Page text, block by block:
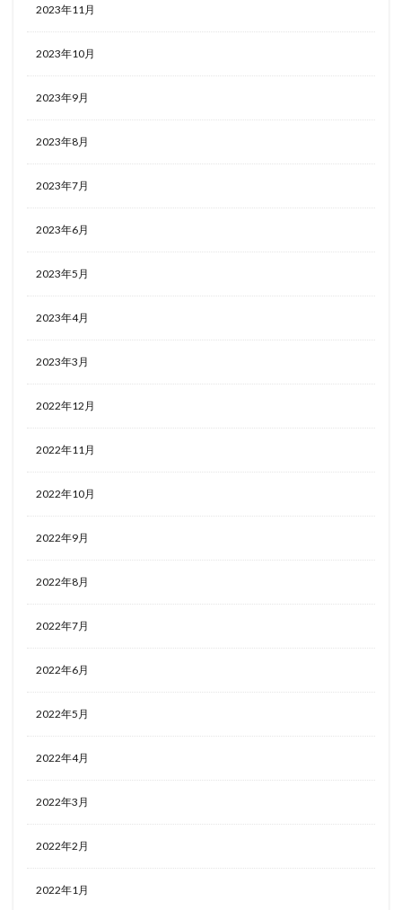
2023年11月
2023年10月
2023年9月
2023年8月
2023年7月
2023年6月
2023年5月
2023年4月
2023年3月
2022年12月
2022年11月
2022年10月
2022年9月
2022年8月
2022年7月
2022年6月
2022年5月
2022年4月
2022年3月
2022年2月
2022年1月